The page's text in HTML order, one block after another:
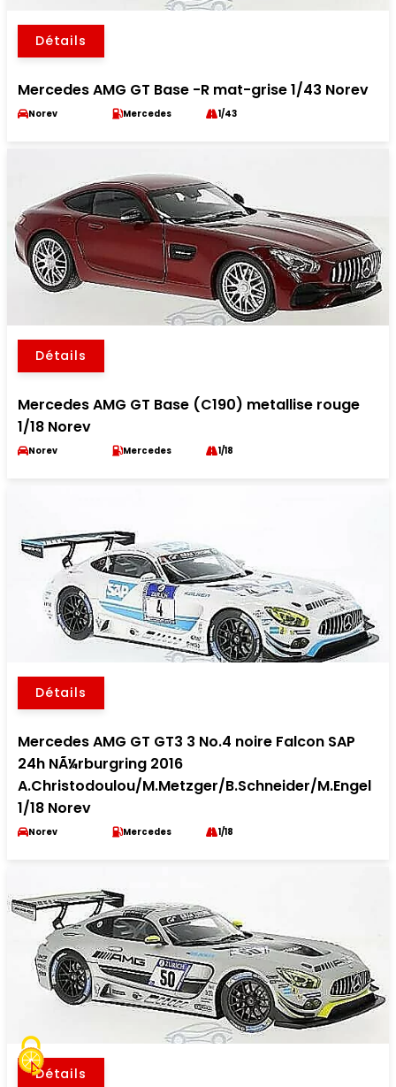
Détails
Mercedes AMG GT Base -R mat-grise 1/43 Norev
Norev Mercedes 1/43
Détails
Mercedes AMG GT Base (C190) metallise rouge
1/18 Norev
Norev Mercedes 1/18
Détails
Mercedes AMG GT GT3 3 No.4 noire Falcon SAP
24h NÃ¼rburgring 2016
A.Christodoulou/M.Metzger/B.Schneider/M.Engel
1/18 Norev
Norev Mercedes 1/18
Détails